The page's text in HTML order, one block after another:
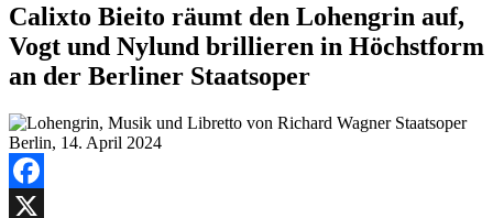
Calixto Bieito räumt den Lohengrin auf,
Vogt und Nylund brillieren in Höchstform
an der Berliner Staatsoper
Facebook